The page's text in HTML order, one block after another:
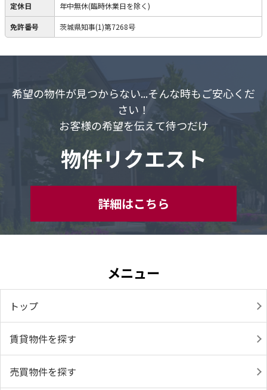
定休日 年中無休(臨時休業日を除く)
免許番号 茨城県知事(1)第7268号
希望の物件が見つからない...そんな時もご安心くだ
さい！
お客様の希望を伝えて待つだけ
物件リクエスト
詳細はこちら
メニュー
トップ
賃貸物件を探す
売買物件を探す